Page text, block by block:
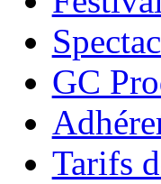
GC
Tarifs